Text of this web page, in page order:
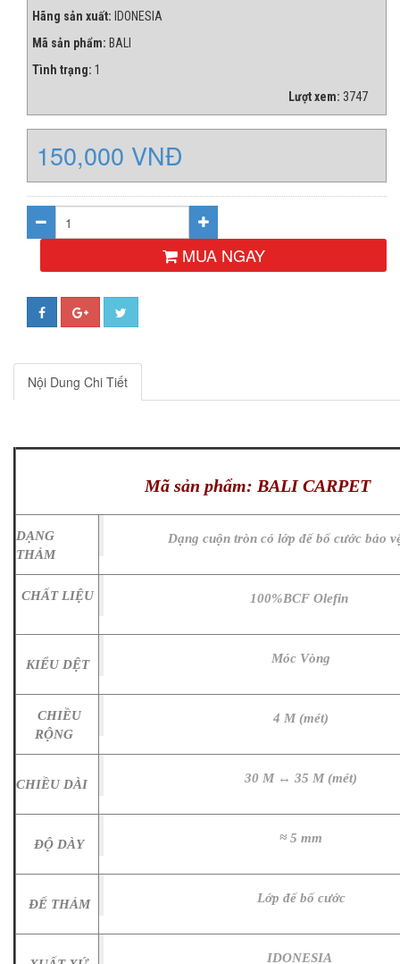
Hãng sản xuất: IDONESIA
Mã sản phẩm: BALI
Tình trạng: 1
Lượt xem: 3747
150,000 VNĐ
MUA NGAY
Nội Dung Chi Tiết
Mã sản phẩm: BALI CARPET
DẠNG
THẢM
Dạng cuộn tròn có lớp đế bố cước bảo
CHẤT LIỆU 100%BCF Olefin
KIỂU DỆT Móc Vòng
CHIỀU
RỘNG
4 M (mét)
CHIỀU DÀI 30 M ↔ 35 M (mét)
ĐỘ DÀY ≈ 5 mm
ĐẾ THẢM Lớp đế bố cước
IDONESIA